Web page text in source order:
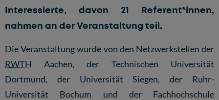
Interessierte, davon 21 Referent*innen,
nahmen an der Veranstaltung teil.
Die Veranstaltung wurde von den Netzwerkstellen der
RWTH Aachen, der Technischen Universität
Dortmund, der Universität Siegen, der Ruhr-
Universität Bochum und der Fachhochschule